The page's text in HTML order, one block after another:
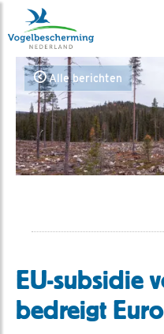
Alle berichten
EU-subsidie
bedreigt